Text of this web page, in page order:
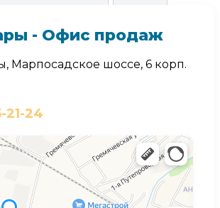
- Офис продаж
Марпосадское шоссе, 6 корп.
21-24